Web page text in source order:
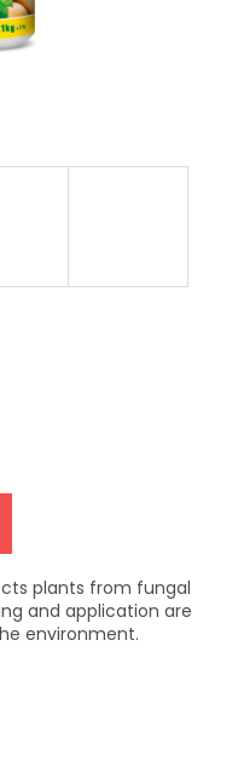
plants from fungal
and application are
environment.